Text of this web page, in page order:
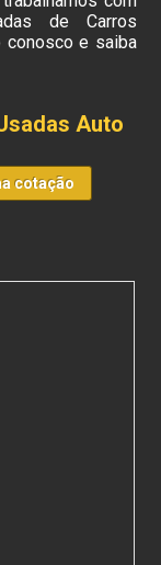
de Carros
conosco e saiba
Auto
cotação